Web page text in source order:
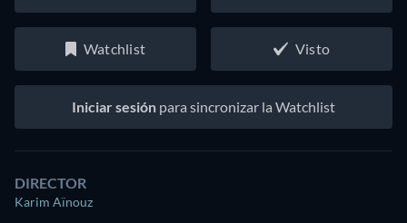
Watchlist Visto
Iniciar sesión para sincronizar la Watchlist
DIRECTOR
Karim Aïnouz